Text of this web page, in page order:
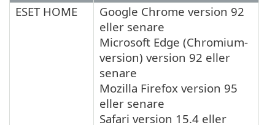
ESET HOME
Google Chrome version 92
eller senare
Microsoft Edge (Chromium-
version) version 92 eller
senare
Mozilla Firefox version 95
eller senare
Safari version 15.4 eller